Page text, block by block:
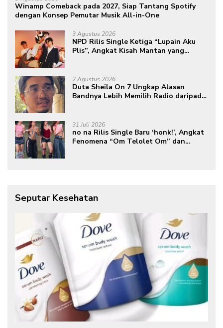
Winamp Comeback pada 2027, Siap Tantang Spotify
dengan Konsep Pemutar Musik All-in-One
3 Agustus 2026
NPD Rilis Single Ketiga “Lupain Aku
Plis”, Angkat Kisah Mantan yang
2 Agustus 2026
Duta Sheila On 7 Ungkap Alasan
Bandnya Lebih Memilih Radio daripada
31 Juli 2026
no na Rilis Single Baru ‘honk!’, Angkat
Fenomena “Om Telolet Om” dan
Seputar Kesehatan